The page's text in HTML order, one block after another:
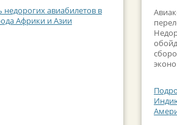
авиабилетов в
Африки и Азии